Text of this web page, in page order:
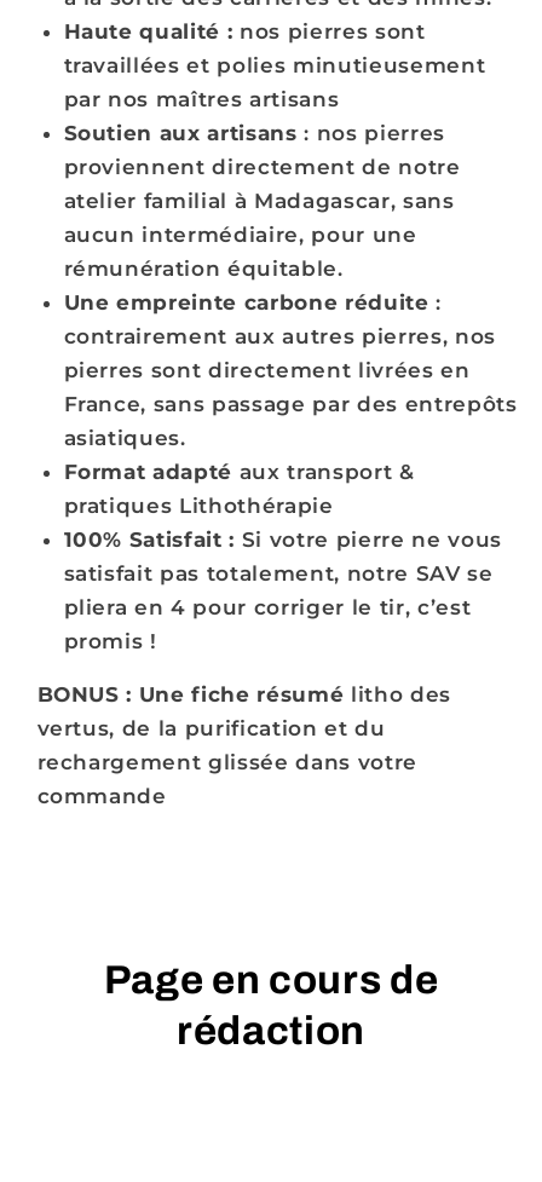
Haute qualité : nos pierres sont
travaillées et polies minutieusement
par nos maîtres artisans
Soutien aux artisans : nos pierres
proviennent directement de notre
atelier familial à Madagascar, sans
aucun intermédiaire, pour une
rémunération équitable.
Une empreinte carbone réduite :
contrairement aux autres pierres, nos
pierres sont directement livrées en
France, sans passage par des entrepôts
asiatiques.
Format adapté aux transport &
pratiques Lithothérapie
100% Satisfait : Si votre pierre ne vous
satisfait pas totalement, notre SAV se
pliera en 4 pour corriger le tir, c’est
promis !
BONUS : Une fiche résumé litho des
vertus, de la purification et du
rechargement glissée dans votre
commande
Page en cours de
rédaction